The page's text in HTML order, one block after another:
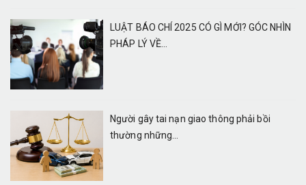
LUẬT BÁO CHÍ 2025 CÓ GÌ MỚI? GÓC NHÌN
PHÁP LÝ VỀ...
Người gây tai nạn giao thông phải bồi
thường những...